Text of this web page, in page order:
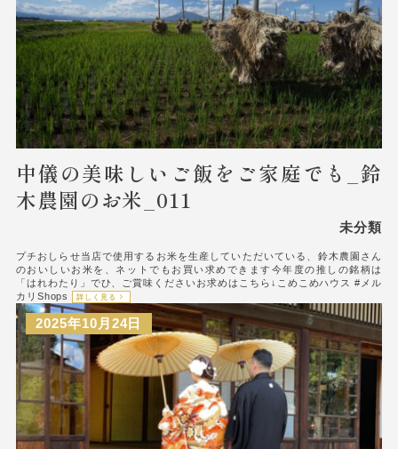
中儀の美味しいご飯をご家庭でも_鈴
木農園のお米_011
未分類
プチおしらせ当店で使用するお米を生産していただいている、鈴木農園さん
のおいしいお米を、ネットでもお買い求めできます今年度の推しの銘柄は
「はれわたり」でひ、ご賞味くださいお求めはこちら↓こめこめハウス #メル
カリShops
詳しく見る
2025年10月24日